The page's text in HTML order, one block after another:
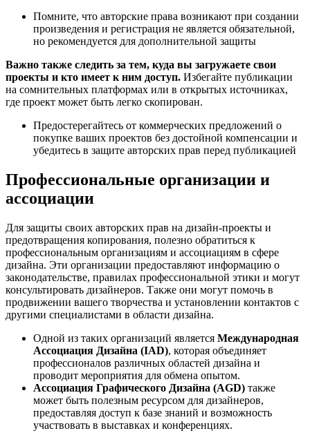
Помните, что авторские права возникают при создании
произведения и регистрация не является обязательной,
но рекомендуется для дополнительной защиты
Важно также следить за тем, куда вы загружаете свои
проекты и кто имеет к ним доступ. Избегайте публикации
на сомнительных платформах или в открытых источниках,
где проект может быть легко скопирован.
Предостерегайтесь от коммерческих предложений о
покупке ваших проектов без достойной компенсации и
убедитесь в защите авторских прав перед публикацией
Профессиональные организации и
ассоциации
Для защиты своих авторских прав на дизайн-проекты и
предотвращения копирования, полезно обратиться к
профессиональным организациям и ассоциациям в сфере
дизайна. Эти организации предоставляют информацию о
законодательстве, правилах профессиональной этики и могут
консультировать дизайнеров. Также они могут помочь в
продвижении вашего творчества и установлении контактов с
другими специалистами в области дизайна.
Одной из таких организаций является Международная
Ассоциация Дизайна (IAD), которая объединяет
профессионалов различных областей дизайна и
проводит мероприятия для обмена опытом.
Ассоциация Графического Дизайна (AGD) также
может быть полезным ресурсом для дизайнеров,
предоставляя доступ к базе знаний и возможность
участвовать в выставках и конференциях.